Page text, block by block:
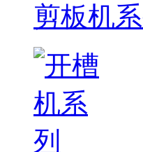
剪板机系